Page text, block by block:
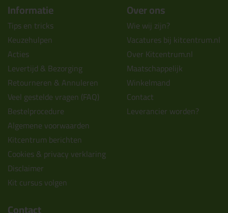
Informatie
Tips en tricks
Keuzehulpen
Acties
Levertijd & Bezorging
Retourneren & Annuleren
Veel gestelde vragen (FAQ)
Bestelprocedure
Algemene voorwaarden
Kitcentrum berichten
Cookies & privacy verklaring
Disclaimer
Kit cursus volgen
Over ons
Wie wij zijn?
Vacatures bij kitcentrum.nl
Over Kitcentrum.nl
Maatschappelijk
Winkelmand
Contact
Leverancier worden?